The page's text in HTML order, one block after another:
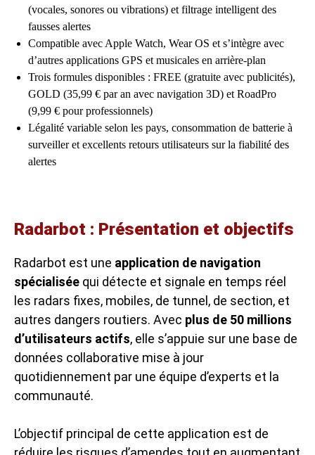
(vocales, sonores ou vibrations) et filtrage intelligent des
fausses alertes
Compatible avec Apple Watch, Wear OS et s’intègre avec
d’autres applications GPS et musicales en arrière-plan
Trois formules disponibles : FREE (gratuite avec publicités),
GOLD (35,99 € par an avec navigation 3D) et RoadPro
(9,99 € pour professionnels)
Légalité variable selon les pays, consommation de batterie à
surveiller et excellents retours utilisateurs sur la fiabilité des
alertes
Radarbot : Présentation et objectifs
Radarbot est une application de navigation
spécialisée qui détecte et signale en temps réel
les radars fixes, mobiles, de tunnel, de section, et
autres dangers routiers. Avec plus de 50 millions
d’utilisateurs actifs, elle s’appuie sur une base de
données collaborative mise à jour
quotidiennement par une équipe d’experts et la
communauté.
L’objectif principal de cette application est de